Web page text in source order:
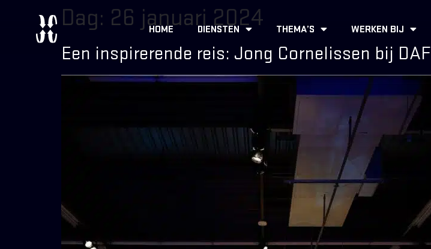
HOME DIENSTEN THEMA’S WERKEN BIJ
Dag: 26 januari 2024
Een inspirerende reis: Jong Cornelissen bij DAF